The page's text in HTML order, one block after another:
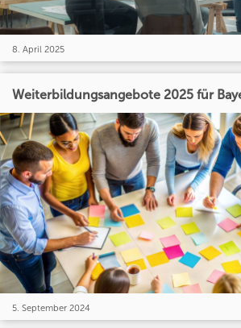
8. April 2025
Weiterbildungsangebote 2025 für
5. September 2024